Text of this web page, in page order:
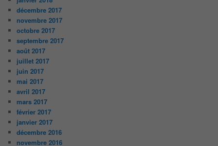
décembre 2017
novembre 2017
octobre 2017
septembre 2017
août 2017
juillet 2017
juin 2017
mai 2017
avril 2017
mars 2017
février 2017
janvier 2017
décembre 2016
novembre 2016